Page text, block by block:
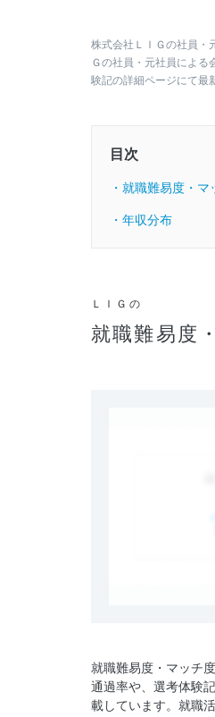
株式会社ＬＩＧの社員・
Ｇの社員・元社員による
験記の詳細ページにて最
目次
・就職難易度・マ
・年収分布
ＬＩＧの
就職難易度
就職難易度・マッチ
通過率や、選考体験
載しています。就職